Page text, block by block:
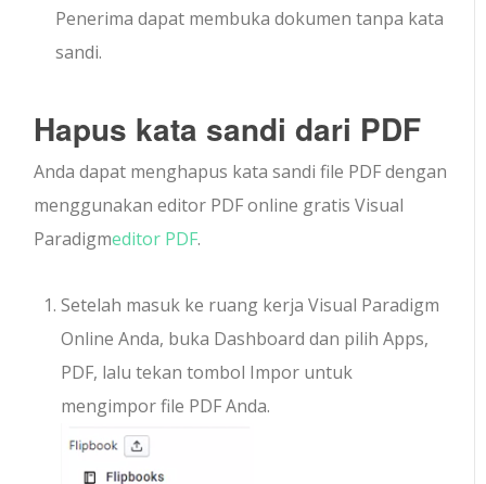
Penerima dapat membuka dokumen tanpa kata
sandi.
Hapus kata sandi dari PDF
Anda dapat menghapus kata sandi file PDF dengan
menggunakan editor PDF online gratis Visual
Paradigmeditor PDF.
Setelah masuk ke ruang kerja Visual Paradigm
Online Anda, buka Dashboard dan pilih Apps,
PDF, lalu tekan tombol Impor untuk
mengimpor file PDF Anda.